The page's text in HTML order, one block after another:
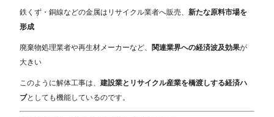
鉄くず・銅線などの金属はリサイクル業者へ販売、新たな原料市場を
形成
廃棄物処理業者や再生材メーカーなど、 関連業界への経済波及効果が
大きい
このように解体工事は、建設業とリサイクル産業を橋渡しする経済ハ
ブとしても機能しているのです。